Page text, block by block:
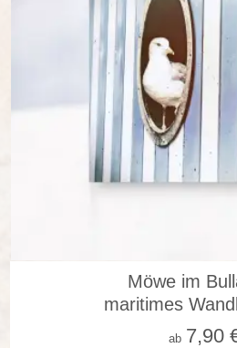
in vielen
Möwe im
maritimes
ab 7,90